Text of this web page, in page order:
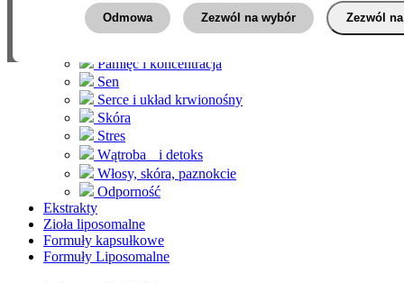
Odmowa Zezwól na wybór Zezwól
Energia
Jelita i trawienie
Pamięć i koncentracja
Sen
Serce i układ krwionośny
Skóra
Stres
Wątroba i detoks
Włosy, skóra, paznokcie
Odporność
Ekstrakty
Zioła liposomalne
Formuły kapsułkowe
Formuły Liposomalne